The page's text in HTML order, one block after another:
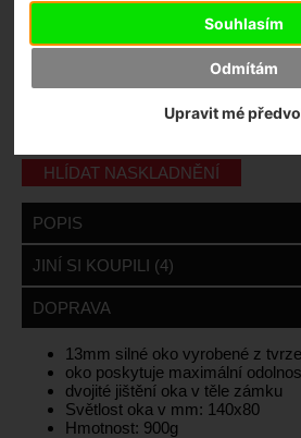
Souhlasím
Odmítám
Upravit mé
Abus
HLÍDAT NASKLADNĚNÍ
POPIS
JINÍ SI KOUPILI (4)
DOPRAVA
13mm silné oko vyrobené z
oko poskytuje maximální
dvojité jištění oka v těle zámku
Světlost oka v mm: 140x80
Hmotnost: 900g